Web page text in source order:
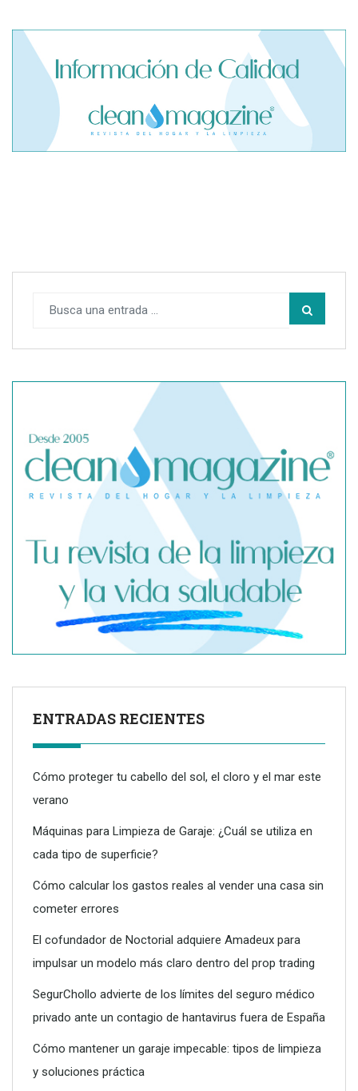
El cofundador de Noctorial adquiere Amadeux para
SegurChollo advierte de los límites del seguro médico
privado ante un contagio de hantavirus fuera de España
Dreame advierte: no todos los purificadores de aire son
eficaces contra la alergia
ENTRADAS RECIENTES
Cómo proteger tu cabello del sol, el cloro y el mar este
verano
Máquinas para Limpieza de Garaje: ¿Cuál se utiliza en
cada tipo de superficie?
Cómo calcular los gastos reales al vender una casa sin
cometer errores
El cofundador de Noctorial adquiere Amadeux para
impulsar un modelo más claro dentro del prop trading
SegurChollo advierte de los límites del seguro médico
privado ante un contagio de hantavirus fuera de España
Cómo mantener un garaje impecable: tipos de limpieza
y soluciones práctica